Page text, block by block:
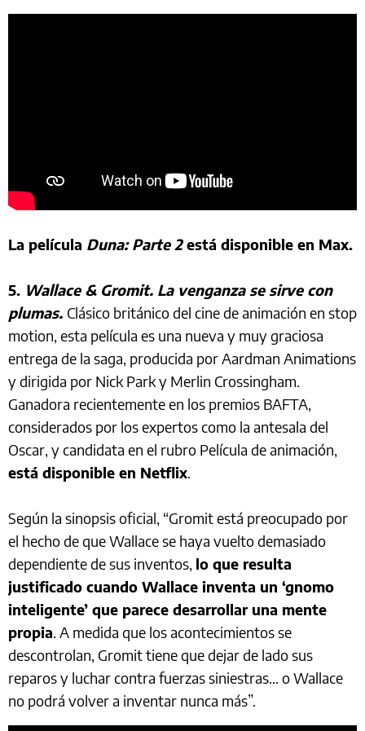
La película Duna: Parte 2está disponible en Max.
5. Wallace & Gromit. La venganza se sirve con
plumas. Clásico británico del cine de animación en stop
motion, esta película es una nueva y muy graciosa
entrega de la saga, producida por Aardman Animations
y dirigida por Nick Park y Merlin Crossingham.
Ganadora recientemente en los premios BAFTA,
considerados por los expertos como la antesala del
Oscar, y candidata en el rubro Película de animación,
está disponible en Netflix.
Según la sinopsis oficial, “Gromit está preocupado por
el hecho de que Wallace se haya vuelto demasiado
dependiente de sus inventos, lo que resulta
justificado cuando Wallace inventa un ‘gnomo
inteligente’ que parece desarrollar una mente
propia. A medida que los acontecimientos se
descontrolan, Gromit tiene que dejar de lado sus
reparos y luchar contra fuerzas siniestras... o Wallace
no podrá volver a inventar nunca más”.